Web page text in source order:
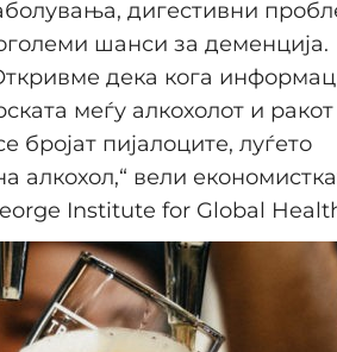
дигестивни
шанси за деменција.
дека кога
меѓу алкохолот и ракот
бројат пијалоците, луѓето
алкохол,“ вели
Institute for Global